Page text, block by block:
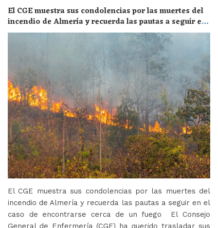
El CGE muestra sus condolencias por las muertes del
incendio de Almería y recuerda las pautas a seguir en
el caso de encontrarse cerca de un fuego
El CGE muestra sus condolencias por las muertes del
incendio de Almería y recuerda las pautas a seguir en el
caso de encontrarse cerca de un fuego El Consejo
General de Enfermería (CGE) ha querido trasladar sus